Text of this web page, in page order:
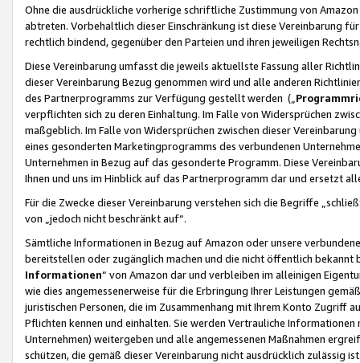
Ohne die ausdrückliche vorherige schriftliche Zustimmung von
abtreten. Vorbehaltlich dieser Einschränkung ist diese Vereinbarung
rechtlich bindend, gegenüber den Parteien und ihren jeweiligen
Diese Vereinbarung umfasst die jeweils aktuellste Fassung aller
dieser Vereinbarung Bezug genommen wird und alle anderen
des Partnerprogramms zur Verfügung gestellt werden („
verpflichten sich zu deren Einhaltung. Im Falle von Widersprüchen
maßgeblich. Im Falle von Widersprüchen zwischen dieser
eines gesonderten Marketingprogramms des verbundenen
Unternehmen in Bezug auf das gesonderte Programm. Diese
Ihnen und uns im Hinblick auf das Partnerprogramm dar und ersetzt
Für die Zwecke dieser Vereinbarung verstehen sich die Begriffe
von „jedoch nicht beschränkt auf“.
Sämtliche Informationen in Bezug auf Amazon oder unsere
bereitstellen oder zugänglich machen und die nicht öffentlich
Informationen“ von Amazon dar und verbleiben im alleinigen
wie dies angemessenerweise für die Erbringung Ihrer Leistungen
juristischen Personen, die im Zusammenhang mit Ihrem Konto
Pflichten kennen und einhalten. Sie werden Vertrauliche
Unternehmen) weitergeben und alle angemessenen Maßnahmen
schützen, die gemäß dieser Vereinbarung nicht ausdrücklich zulässig